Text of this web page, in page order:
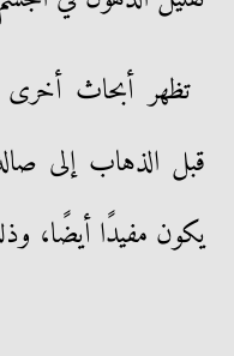
تظهر أبحاث
قبل الذهاب إلى
يكون مفيدًا أيضًا،